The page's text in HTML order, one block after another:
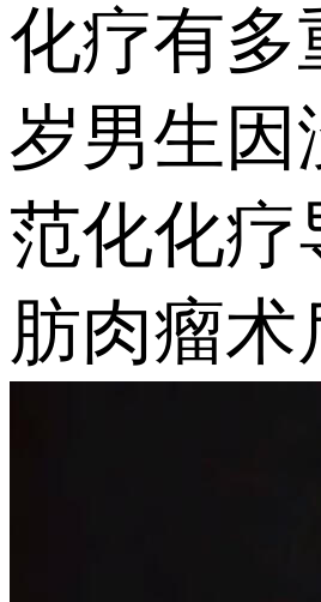
化疗有多
岁男生因
范化化疗
肪肉瘤术